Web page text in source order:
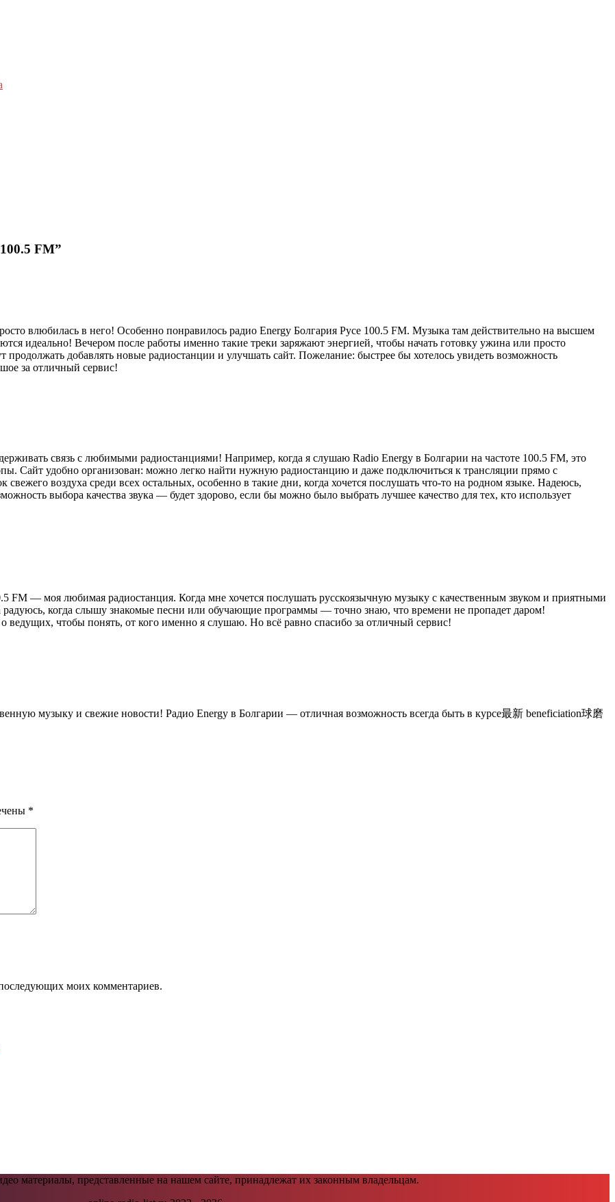
FM”
влюбилась в него! Особенно понравилось радио Energy Болгария Русе 100.5 FM. Музыка там действительно на высшем
идеально! Вечером после работы именно такие треки заряжают энергией, чтобы начать готовку ужина или просто
продолжать добавлять новые радиостанции и улучшать сайт. Пожелание: быстрее бы хотелось увидеть возможность
за отличный сервис!
связь с любимыми радиостанциями! Например, когда я слушаю Radio Energy в Болгарии на частоте 100.5 FM, это
Сайт удобно организован: можно легко найти нужную радиостанцию и даже подключиться к трансляции прямо с
воздуха среди всех остальных, особенно в такие дни, когда хочется послушать что-то на родном языке. Надеюсь,
выбора качества звука — будет здорово, если бы можно было выбрать лучшее качество для тех, кто использует
FM — моя любимая радиостанция. Когда мне хочется послушать русскоязычную музыку с качественным звуком и приятными
радуюсь, когда слышу знакомые песни или обучающие программы — точно знаю, что времени не пропадет даром!
чтобы понять, от кого именно я слушаю. Но всё равно спасибо за отличный сервис!
музыку и свежие новости! Радио Energy в Болгарии — отличная возможность всегда быть в курсе最新 beneficiation球磨
*
моих комментариев.
материалы, представленные на нашем сайте, принадлежат их законным владельцам.